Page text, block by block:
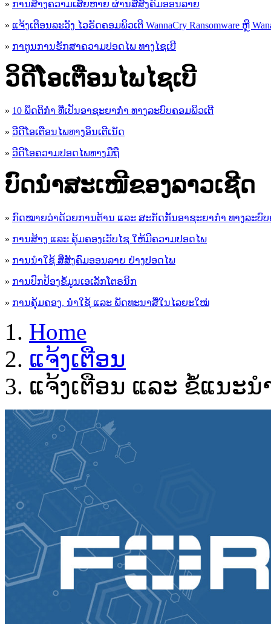
» ການສ້າງຄວາມເສັຍຫາຍ ຜ່ານສື່ສັງຄົມອອນລາຍ
» ແຈ້ງເຕືອນລະວັງ ໄວຣັດຄອມພິວເຕີ WannaCry Ransomware ຫຼື
» ກາຕູນການຮັກສາຄວາມປອດໄພ ທາງໄຊເບີ
ວິດີໂອເຕືອນໄພໄຊເບີ
» 10 ພຶດຕິກໍາ ທີ່ເປັນອາຊະຍາກໍາ ທາງລະບົບຄອມພິວເຕີ
» ວີດີໂອເຕືອນໄພທາງອິນເຕີເນັດ
» ວ​ີ​ດີ​ໂອ​ຄວາມ​ປອດ​ໄພ​ທາງ​ມື​ຖື
ບົດນຳສະເໜີຂອງລາວເຊີດ
» ກົດໝາຍວ່າດ້ວຍການຕ້ານ ແລະ ສະກັດກັ້ນອາຊະຍາກຳ ທາງລະບົບ
» ການສ້າງ ແລະ ຄຸ້ມຄອງເວັບໄຊ ໃຫ້ມີຄວາມປອດໄພ
» ການນຳໃຊ້ ສື່ສັງຄົມອອນລາຍ ຢ່າງປອດໄພ
» ການ​ປົກ​ປ້ອງ​ຂໍ້​ມູນ​ເອ​ເລັກ​ໂຕ​ຣ​ນິກ
» ການຄຸ້ມຄອງ, ນໍາໃຊ້ ແລະ ພັດທະນາສື່ໃນໄລຍະໃໝ່
Home
ແຈ້ງເຕືອນ
ແຈ້ງເຕືອນ ແລະ ຂໍ້ແນະ